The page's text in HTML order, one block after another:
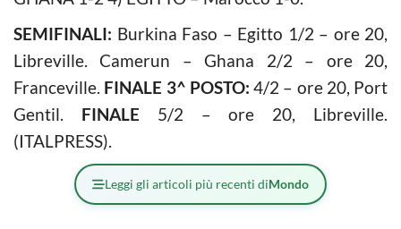
SEMIFINALI: Burkina Faso – Egitto 1/2 – ore 20,
Libreville. Camerun – Ghana 2/2 – ore 20,
Franceville. FINALE 3^ POSTO: 4/2 – ore 20, Port
Gentil. FINALE 5/2 – ore 20, Libreville.
(ITALPRESS).
Leggi gli articoli più recenti diMondo